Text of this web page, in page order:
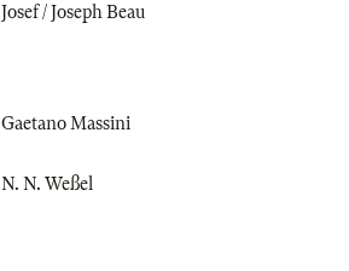
Josef / Joseph Beau
Gaetano Massini
N. N. Weßel